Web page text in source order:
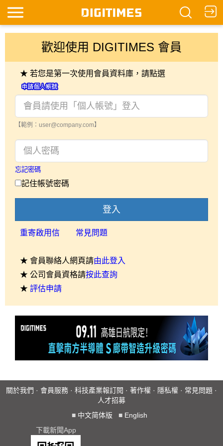
歡迎使用 DIGITIMES 會員
★ 若您是第一次使用會員資料庫，請點選
【範例：user@company.com】
忘記密碼
記住帳號密碼
登入
重寄啟用信 常見問題
★ 會員聯絡人網頁請由此登入
★ 公司會員資格請按此查詢
★ 評估申請
關於我們 · 會員服務 · 科技產業報訂閱 · 著作權 · 隱私權 · 常見問題 ·
人才招募
■ 中文简体版 ■ English
下載新聞App